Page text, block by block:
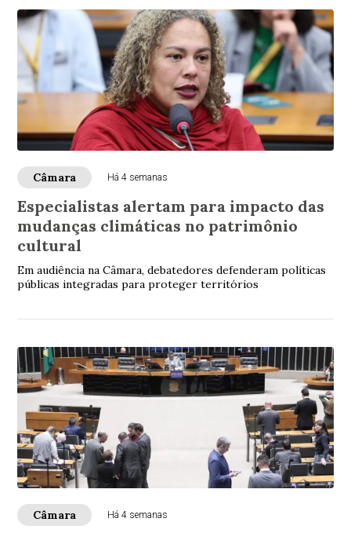
Câmara Há 4 semanas
Especialistas alertam para impacto das
mudanças climáticas no patrimônio
cultural
Em audiência na Câmara, debatedores defenderam políticas
públicas integradas para proteger territórios
Câmara Há 4 semanas